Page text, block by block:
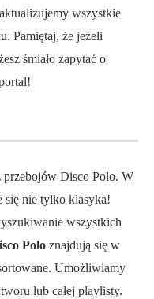
wszystkie
Pamiętaj, że jeżeli
śmiało zapytać o
przebojów Disco Polo. W
się nie tylko klasyka!
wszystkich
Polo znajdują się w
Umożliwiamy
lub całej playlisty.